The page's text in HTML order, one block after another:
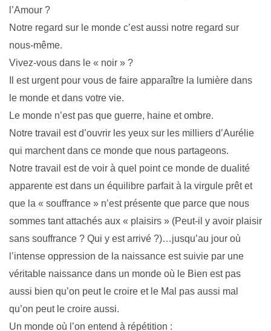
l’Amour ?
Notre regard sur le monde c’est aussi notre regard sur
nous-même.
Vivez-vous dans le « noir » ?
Il est urgent pour vous de faire apparaître la lumière dans
le monde et dans votre vie.
Le monde n’est pas que guerre, haine et ombre.
Notre travail est d’ouvrir les yeux sur les milliers d’Aurélie
qui marchent dans ce monde que nous partageons.
Notre travail est de voir à quel point ce monde de dualité
apparente est dans un équilibre parfait à la virgule prêt et
que la « souffrance » n’est présente que parce que nous
sommes tant attachés aux « plaisirs » (Peut-il y avoir plaisir
sans souffrance ? Qui y est arrivé ?)…jusqu’au jour où
l’intense oppression de la naissance est suivie par une
véritable naissance dans un monde où le Bien est pas
aussi bien qu’on peut le croire et le Mal pas aussi mal
qu’on peut le croire aussi.
Un monde où l’on entend à répétition :